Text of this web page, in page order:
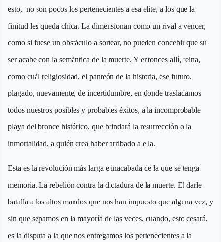
esto, no son pocos los pertenecientes a esa elite, a los que la
finitud les queda chica. La dimensionan como un rival a vencer,
como si fuese un obstáculo a sortear, no pueden concebir que su
ser acabe con la semántica de la muerte. Y entonces allí, reina,
como cuál religiosidad, el panteón de la historia, ese futuro,
plagado, nuevamente, de incertidumbre, en donde trasladamos
todos nuestros posibles y probables éxitos, a la incomprobable
playa del bronce histórico, que brindará la resurrección o la
inmortalidad, a quién crea haber arribado a ella.
Esta es la revolución más larga e inacabada de la que se tenga
memoria. La rebelión contra la dictadura de la muerte. El darle
batalla a los altos mandos que nos han impuesto que alguna vez, y
sin que sepamos en la mayoría de las veces, cuando, esto cesará,
es la disputa a la que nos entregamos los pertenecientes a la